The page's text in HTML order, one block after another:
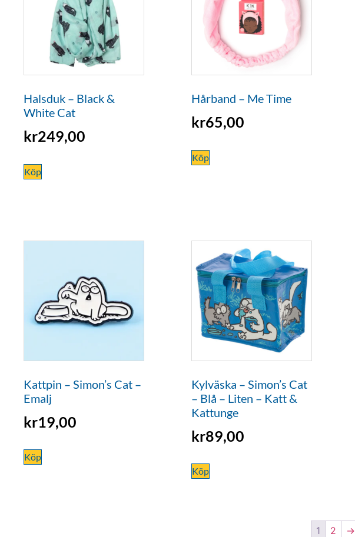
Halsduk – Black &
White Cat
kr249,00
Köp
Hårband – Me Time
kr65,00
Köp
Kattpin – Simon’s Cat –
Emalj
kr19,00
Köp
Kylväska – Simon’s Cat
– Blå – Liten – Katt &
Kattunge
kr89,00
Köp
1 2 →